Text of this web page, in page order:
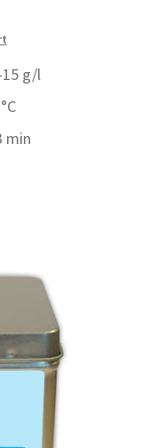
15 g/l
min